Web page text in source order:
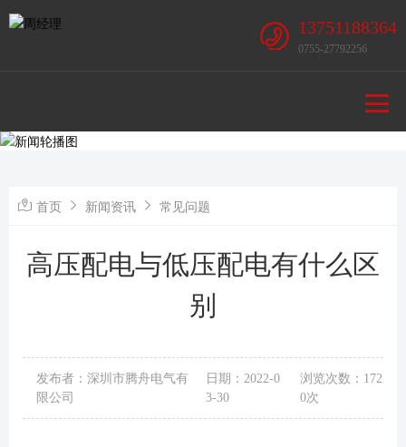
13751188364
0755-27792256
首页 新闻资讯 常见问题
高压配电与低压配电有什么区
别
发布者：深圳市腾舟电气有
限公司
日期：2022-0
3-30
浏览次数：172
0次